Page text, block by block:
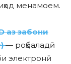
менамоем.
аз забони
— роҳбаладӣ
электронӣ